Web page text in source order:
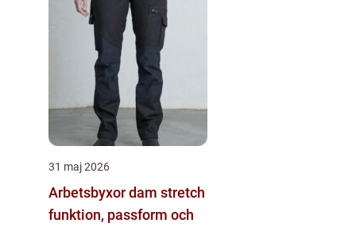
31 maj 2026
Arbetsbyxor dam stretch
funktion, passform och